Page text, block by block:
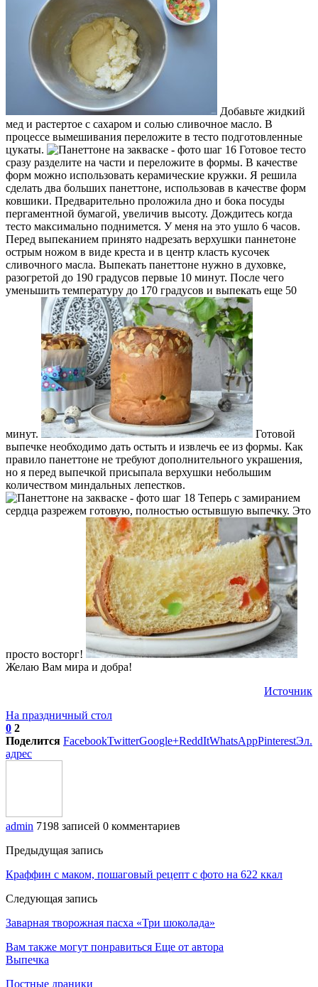
Добавьте жидкий
мед и растертое с сахаром и солью сливочное масло. В
процессе вымешивания переложите в тесто подготовленные
цукаты.
Готовое тесто
сразу разделите на части и переложите в формы. В качестве
форм можно использовать керамические кружки. Я решила
сделать два больших панеттоне, использовав в качестве форм
ковшики. Предварительно проложила дно и бока посуды
пергаментной бумагой, увеличив высоту. Дождитесь когда
тесто максимально поднимется. У меня на это ушло 6 часов.
Перед выпеканием принято надрезать верхушки паннетоне
острым ножом в виде креста и в центр класть кусочек
сливочного масла. Выпекать панеттоне нужно в духовке,
разогретой до 190 градусов первые 10 минут. После чего
уменьшить температуру до 170 градусов и выпекать еще 50
минут.
Готовой
выпечке необходимо дать остыть и извлечь ее из формы. Как
правило панеттоне не требуют дополнительного украшения,
но я перед выпечкой присыпала верхушки небольшим
количеством миндальных лепестков.
Теперь с замиранием
сердца разрежем готовую, полностью остывшую выпечку. Это
просто восторг!
Желаю Вам мира и добра!
Источник
На праздничный стол
0 2
Поделится FacebookTwitterGoogle+ReddItWhatsAppPinterestЭл.
адрес
admin 7198 записей 0 комментариев
Предыдущая запись
Краффин с маком, пошаговый рецепт с фото на 622 ккал
Следующая запись
Заварная творожная пасха «Три шоколада»
Вам также могут понравиться Еще от автора
Выпечка
Постные драники